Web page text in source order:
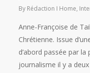
By Rédaction Home,
Anne-Françoise de
Chrétienne. Issue
d’abord passée par
journalisme il y a